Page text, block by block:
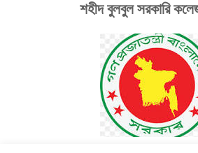
শহীদ বুলবুল সরকারি